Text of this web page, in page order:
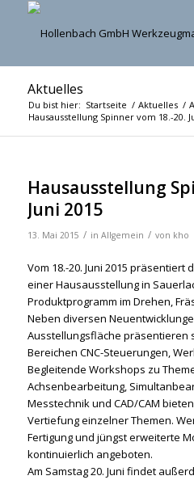
Aktuelles
Du bist hier: Startseite / Aktuelles /
Hausausstellung Spinner vom 18.-20.
Hausausstellung
Juni 2015
13. Mai 2015 / in Allgemein / von kho
Vom 18.-20. Juni 2015 präsentiert
einer Hausausstellung in
Produktprogramm im Drehen,
Neben diversen
Ausstellungsfläche präsentieren
Bereichen CNC-Steuerungen,
Begleitende Workshops zu
Achsenbearbeitung,
Messtechnik und CAD/CAM
Vertiefung einzelner Themen.
Fertigung und jüngst erweiterte
kontinuierlich angeboten.
Am Samstag 20. Juni findet